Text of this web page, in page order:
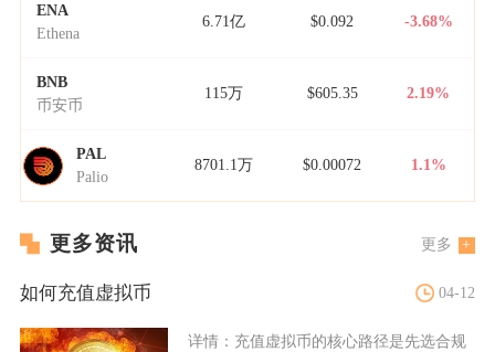
ENA
Ethena
6.71亿 $0.092 -3.68%
BNB
币安币
115万 $605.35 2.19%
PAL
Palio
8701.1万 $0.00072 1.1%
更多资讯 更多
如何充值虚拟币 04-12
详情： 充值虚拟币的核心路径是先选合规